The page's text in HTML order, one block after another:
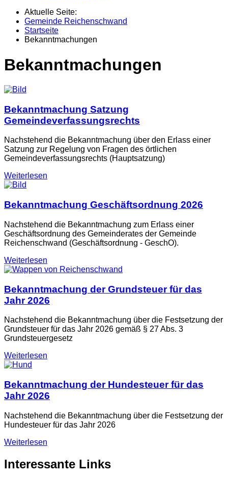
Aktuelle Seite:
Gemeinde Reichenschwand
Startseite
Bekanntmachungen
Bekanntmachungen
Bekanntmachung Satzung
Gemeindeverfassungsrechts
Nachstehend die Bekanntmachung über den Erlass einer
Satzung zur Regelung von Fragen des örtlichen
Gemeindeverfassungsrechts (Hauptsatzung)
Weiterlesen
Bekanntmachung Geschäftsordnung 2026
Nachstehend die Bekanntmachung zum Erlass einer
Geschäftsordnung des Gemeinderates der Gemeinde
Reichenschwand (Geschäftsordnung - GeschO).
Weiterlesen
Bekanntmachung der Grundsteuer für das
Jahr 2026
Nachstehend die Bekanntmachung über die Festsetzung der
Grundsteuer für das Jahr 2026 gemäß § 27 Abs. 3
Grundsteuergesetz
Weiterlesen
Bekanntmachung der Hundesteuer für das
Jahr 2026
Nachstehend die Bekanntmachung über die Festsetzung der
Hundesteuer für das Jahr 2026
Weiterlesen
Interessante Links